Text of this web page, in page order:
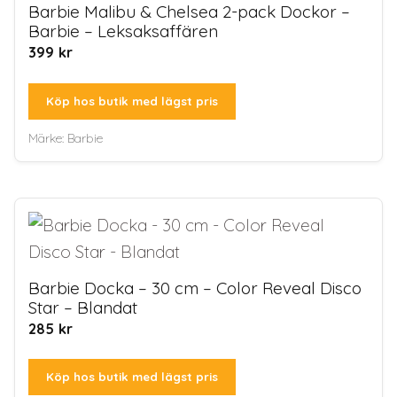
Barbie Malibu & Chelsea 2-pack Dockor –
Barbie – Leksaksaffären
399 kr
Köp hos butik med lägst pris
Märke: Barbie
Barbie Docka – 30 cm – Color Reveal Disco
Star – Blandat
285 kr
Köp hos butik med lägst pris